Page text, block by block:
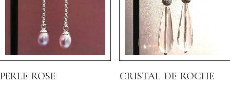
perle rose cristal de roche